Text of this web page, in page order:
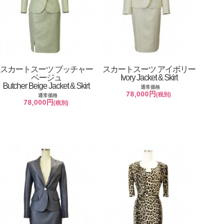
スカートスーツ ブッチャー
ベージュ
Butcher Beige Jacket & Skirt
通常価格
78,000円(税別)
スカートスーツ アイボリー
Ivory Jacket & Skirt
通常価格
78,000円(税別)